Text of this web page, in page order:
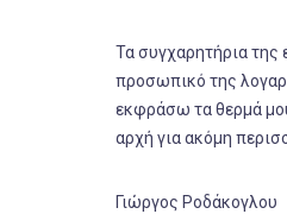
Τα συγχαρητήρια
προσωπικό της
εκφράσω τα θερμά
αρχή για ακόμη
Γιώργος Ροδάκογλου